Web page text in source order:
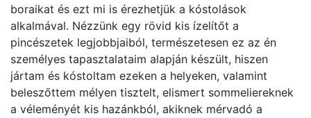
boraikat és ezt mi is érezhetjük a kóstolások
alkalmával. Nézzünk egy rövid kis ízelítőt a
pincészetek legjobbjaiból, természetesen ez az én
személyes tapasztalataim alapján készült, hiszen
jártam és kóstoltam ezeken a helyeken, valamint
beleszőttem mélyen tisztelt, elismert sommeliereknek
a véleményét kis hazánkból, akiknek mérvadó a